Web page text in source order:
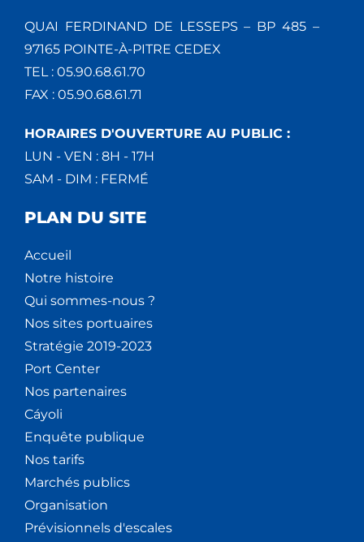
QUAI FERDINAND DE LESSEPS – BP 485 –
97165 POINTE-À-PITRE CEDEX
TEL : 05.90.68.61.70
FAX : 05.90.68.61.71
HORAIRES D'OUVERTURE AU PUBLIC :
LUN - VEN : 8H - 17H
SAM - DIM : FERMÉ
PLAN DU SITE
Accueil
Notre histoire
Qui sommes-nous ?
Nos sites portuaires
Stratégie 2019-2023
Port Center
Nos partenaires
Cáyoli
Enquête publique
Nos tarifs
Marchés publics
Organisation
Prévisionnels d'escales